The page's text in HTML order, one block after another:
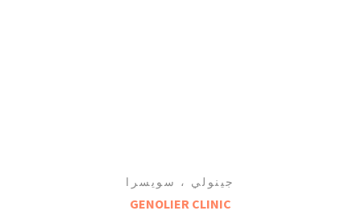
جينولي ، سويسرا
GENOLIER CLINIC